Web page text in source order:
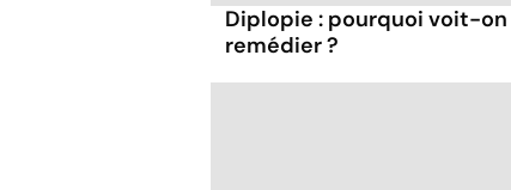
Diplopie : pourquoi voit-
remédier ?